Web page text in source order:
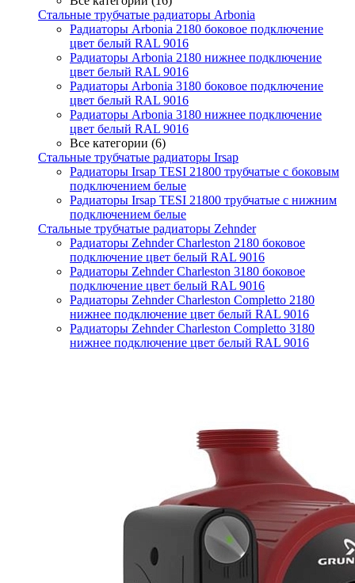
Стальные трубчатые радиаторы Arbonia
Радиаторы Arbonia 2180 боковое подключение
цвет белый RAL 9016
Радиаторы Arbonia 2180 нижнее подключение
цвет белый RAL 9016
Радиаторы Arbonia 3180 боковое подключение
цвет белый RAL 9016
Радиаторы Arbonia 3180 нижнее подключение
цвет белый RAL 9016
Все категории (6)
Стальные трубчатые радиаторы Irsap
Радиаторы Irsap TESI 21800 трубчатые с боковым
подключением белые
Радиаторы Irsap TESI 21800 трубчатые с нижним
подключением белые
Стальные трубчатые радиаторы Zehnder
Радиаторы Zehnder Charleston 2180 боковое
подключение цвет белый RAL 9016
Радиаторы Zehnder Charleston 3180 боковое
подключение цвет белый RAL 9016
Радиаторы Zehnder Charleston Completto 2180
нижнее подключение цвет белый RAL 9016
Радиаторы Zehnder Charleston Completto 3180
нижнее подключение цвет белый RAL 9016